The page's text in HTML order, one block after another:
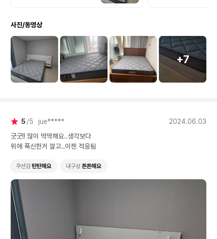
사진/동영상
+7
5 5 jue*****
2024.06.03
굿굿!! 많이 딱딱해요..생각보다
위에 푹신한거 깔고..이젠 적응됨
쿠션감 탄탄해요 내구성 튼튼해요